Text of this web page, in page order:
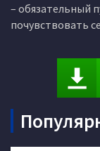
– обязательный
почувствовать